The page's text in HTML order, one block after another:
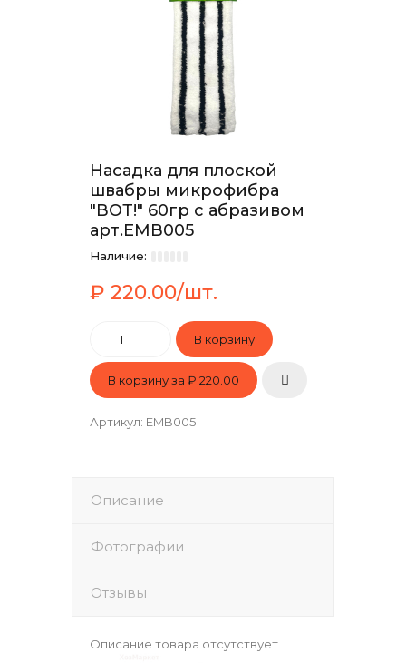
Насадка для плоской
швабры микрофибра
"ВОТ!" 60гр с абразивом
арт.EMB005
Наличие:
₽ 220.00/шт.
В корзину за ₽ 220.00
Артикул: EMB005
Описание
Фотографии
Отзывы
Описание товара отсутствует